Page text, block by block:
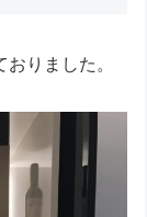
りました。